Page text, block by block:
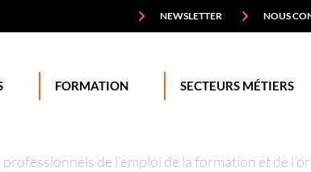
NEWSLETTER NOUS
FORMATION SECTEURS MÉTIERS
de l’emploi de la formation et de